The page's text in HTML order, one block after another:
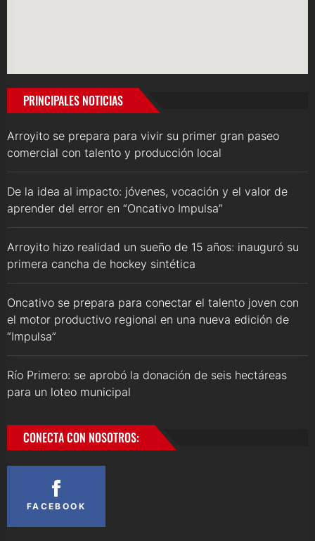
PRINCIPALES NOTICIAS
Arroyito se prepara para vivir su primer gran paseo
comercial con talento y producción local
De la idea al impacto: jóvenes, vocación y el valor de
aprender del error en “Oncativo Impulsa”
Arroyito hizo realidad un sueño de 15 años: inauguró su
primera cancha de hockey sintética
Oncativo se prepara para conectar el talento joven con
el motor productivo regional en una nueva edición de
“Impulsa”
Río Primero: se aprobó la donación de seis hectáreas
para un loteo municipal
CONECTA CON NOSOTROS:
FACEBOOK